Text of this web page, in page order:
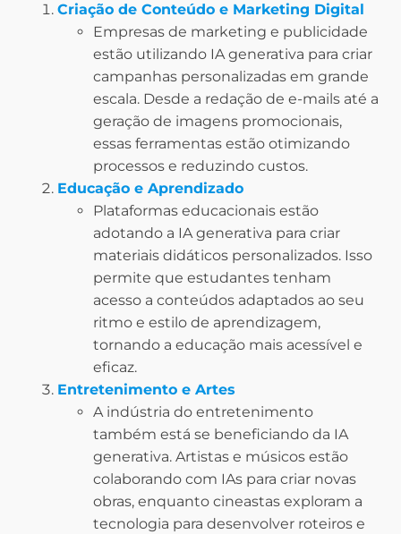
Criação de Conteúdo e Marketing Digital
Empresas de marketing e publicidade
estão utilizando IA generativa para criar
campanhas personalizadas em grande
escala. Desde a redação de e-mails até a
geração de imagens promocionais,
essas ferramentas estão otimizando
processos e reduzindo custos.
Educação e Aprendizado
Plataformas educacionais estão
adotando a IA generativa para criar
materiais didáticos personalizados. Isso
permite que estudantes tenham
acesso a conteúdos adaptados ao seu
ritmo e estilo de aprendizagem,
tornando a educação mais acessível e
eficaz.
Entretenimento e Artes
A indústria do entretenimento
também está se beneficiando da IA
generativa. Artistas e músicos estão
colaborando com IAs para criar novas
obras, enquanto cineastas exploram a
tecnologia para desenvolver roteiros e